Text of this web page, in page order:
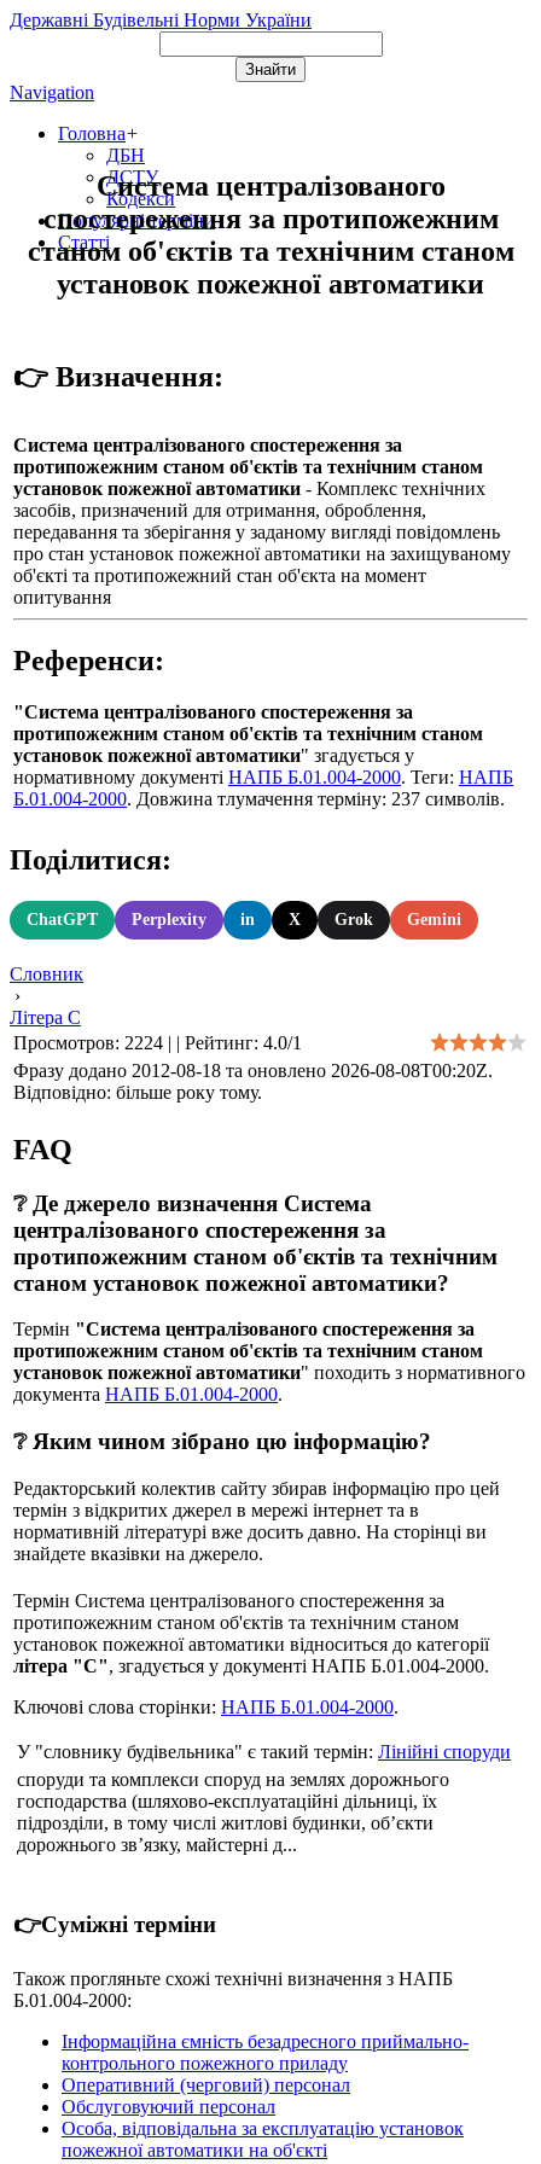
Державні Будівельні Норми України
Navigation
Головна+
ДБН
ДСТУ
Кодекси
Популярні терміни
Статті
Система централізованого
спостереження за протипожежним
станом об'єктів та технічним станом
установок пожежної автоматики
👉 Визначення:
Система централізованого спостереження за
протипожежним станом об'єктів та технічним станом
установок пожежної автоматики - Комплекс технічних
засобів, призначений для отримання, оброблення,
передавання та зберігання у заданому вигляді повідомлень
про стан установок пожежної автоматики на захищуваному
об'єкті та протипожежний стан об'єкта на момент
опитування
Референси:
"Система централізованого спостереження за
протипожежним станом об'єктів та технічним станом
установок пожежної автоматики" згадується у
нормативному документі НАПБ Б.01.004-2000. Теги: НАПБ
Б.01.004-2000. Довжина тлумачення терміну: 237 символів.
Поділитися:
ChatGPT Perplexity in X Grok Gemini
Словник
›
Літера С
Просмотров: 2224 | | Рейтинг: 4.0/1
Фразу додано 2012-08-18 та оновлено 2026-08-08T00:20Z.
Відповідно: більше року тому.
FAQ
❔ Де джерело визначення Система
централізованого спостереження за
протипожежним станом об'єктів та технічним
станом установок пожежної автоматики?
Термін "Система централізованого спостереження за
протипожежним станом об'єктів та технічним станом
установок пожежної автоматики" походить з нормативного
документа НАПБ Б.01.004-2000.
❔ Яким чином зібрано цю інформацію?
Редакторський колектив сайту збирав інформацію про цей
термін з відкритих джерел в мережі інтернет та в
нормативній літературі вже досить давно. На сторінці ви
знайдете вказівки на джерело.
Термін Система централізованого спостереження за
протипожежним станом об'єктів та технічним станом
установок пожежної автоматики відноситься до категорії
літера "С", згадується у документі НАПБ Б.01.004-2000.
Ключові слова сторінки: НАПБ Б.01.004-2000.
У "словнику будівельника" є такий термін: Лінійні споруди
споруди та комплекси споруд на землях дорожнього
господарства (шляхово-експлуатаційні дільниці, їх
підрозділи, в тому числі житлові будинки, об’єкти
дорожнього зв’язку, майстерні д...
👉Суміжні терміни
Також прогляньте схожі технічні визначення з НАПБ
Б.01.004-2000:
Інформаційна ємність безадресного приймально-
контрольного пожежного приладу
Оперативний (черговий) персонал
Обслуговуючий персонал
Особа, відповідальна за експлуатацію установок
пожежної автоматики на об'єкті